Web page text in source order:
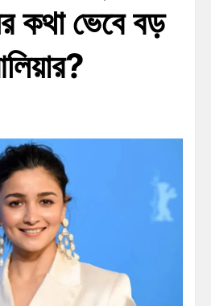
কথা ভেবে বড়